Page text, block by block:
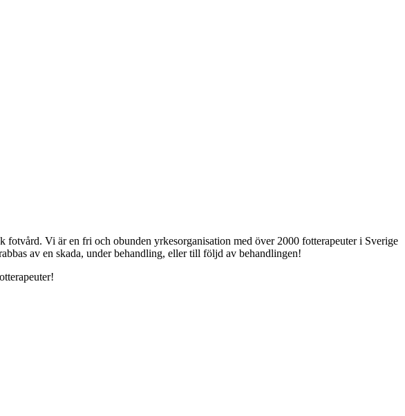
Vi är en fri och obunden yrkesorganisation med över 2000 fotterapeuter i Sverige
av en skada, under behandling, eller till följd av behandlingen!